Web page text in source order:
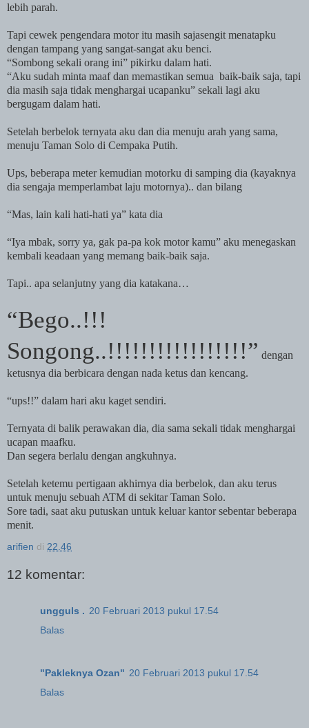
lebih parah.
Tapi cewek pengendara motor itu masih sajasengit menatapku
dengan tampang yang sangat-sangat aku benci.
“Sombong sekali orang ini” pikirku dalam hati.
“Aku sudah minta maaf dan memastikan semua baik-baik saja, tapi
dia masih saja tidak menghargai ucapanku” sekali lagi aku
bergugam dalam hati.
Setelah berbelok ternyata aku dan dia menuju arah yang sama,
menuju Taman Solo di Cempaka Putih.
Ups, beberapa meter kemudian motorku di samping dia (kayaknya
dia sengaja memperlambat laju motornya).. dan bilang
“Mas, lain kali hati-hati ya” kata dia
“Iya mbak, sorry ya, gak pa-pa kok motor kamu” aku menegaskan
kembali keadaan yang memang baik-baik saja.
Tapi.. apa selanjutny yang dia katakana…
“Bego..!!!
Songong..!!!!!!!!!!!!!!!!!” dengan
ketusnya dia berbicara dengan nada ketus dan kencang.
“ups!!” dalam hari aku kaget sendiri.
Ternyata di balik perawakan dia, dia sama sekali tidak menghargai
ucapan maafku.
Dan segera berlalu dengan angkuhnya.
Setelah ketemu pertigaan akhirnya dia berbelok, dan aku terus
untuk menuju sebuah ATM di sekitar Taman Solo.
Sore tadi, saat aku putuskan untuk keluar kantor sebentar beberapa
menit.
arifien di 22.46
12 komentar:
ungguls . 20 Februari 2013 pukul 17.54
Balas
"Pakleknya Ozan" 20 Februari 2013 pukul 17.54
Balas